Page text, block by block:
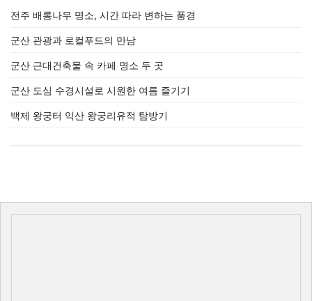
전주 배롱나무 명소, 시간 따라 변하는 풍경
군산 관광과 로컬푸드의 만남
군산 근대건축물 속 카페 명소 두 곳
군산 도심 수경시설로 시원한 여름 즐기기
백제 왕궁터 익산 왕궁리유적 탐방기